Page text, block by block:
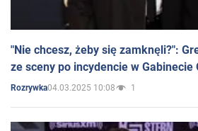
"Nie chcesz, żeby się zamknęli?":
ze sceny po incydencie w Gabinecie
Rozrywka04.03.2025 10:08 1